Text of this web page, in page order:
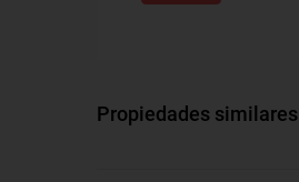
Propiedades similares